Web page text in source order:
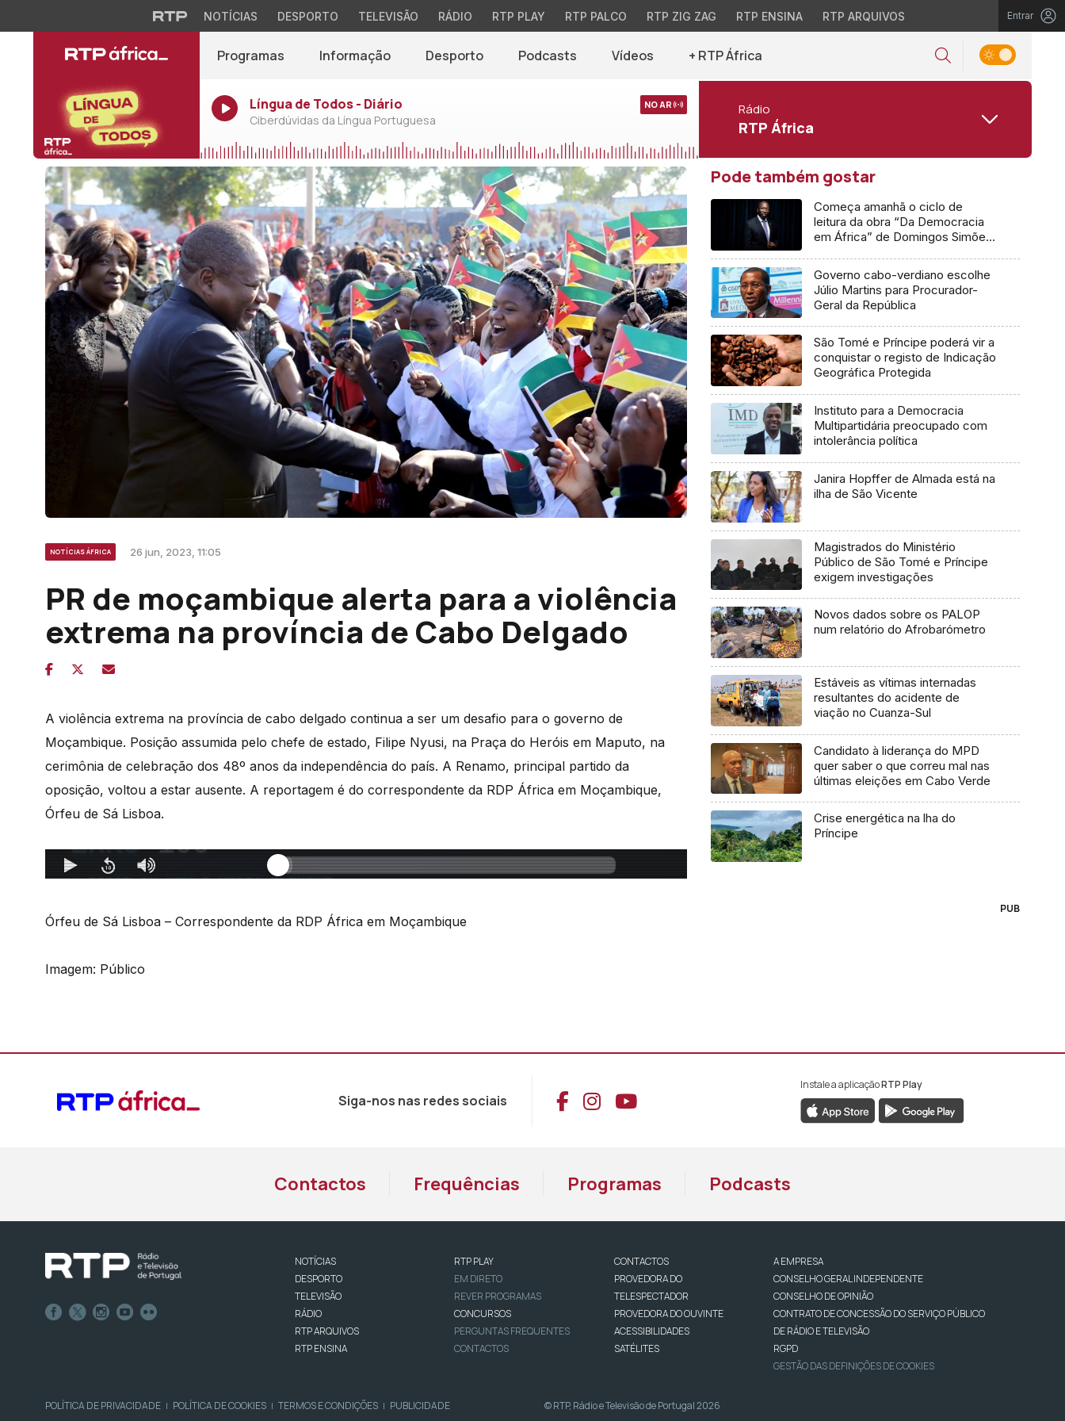
NOTÍCIAS DESPORTO TELEVISÃO RÁDIO RTP PLAY RTP PALCO RTP ZIG ZAG RTP ENSINA RTP ARQUIVOS Entrar
Programas Informação Desporto Podcasts Vídeos + RTP África
Língua de Todos - Diário
Ciberdúvidas da Língua Portuguesa
NO AR Rádio
RTP África
NOTÍCIAS ÁFRICA 26 jun, 2023, 11:05
PR de moçambique alerta para a violência
extrema na província de Cabo Delgado
A violência extrema na província de cabo delgado continua a ser um desafio para o governo de
Moçambique. Posição assumida pelo chefe de estado, Filipe Nyusi, na Praça do Heróis em Maputo, na
cerimônia de celebração dos 48º anos da independência do país. A Renamo, principal partido da
oposição, voltou a estar ausente. A reportagem é do correspondente da RDP África em Moçambique,
Órfeu de Sá Lisboa.
Órfeu de Sá Lisboa – Correspondente da RDP África em Moçambique
Imagem: Público
Pode também gostar
Começa amanhã o ciclo de
leitura da obra “Da Democracia
em África” de Domingos Simões
Governo cabo-verdiano escolhe
Júlio Martins para Procurador-
Geral da República
São Tomé e Príncipe poderá vir a
conquistar o registo de Indicação
Geográfica Protegida
Instituto para a Democracia
Multipartidária preocupado com
intolerância política
Janira Hopffer de Almada está na
ilha de São Vicente
Magistrados do Ministério
Público de São Tomé e Príncipe
exigem investigações
Novos dados sobre os PALOP
num relatório do Afrobarómetro
Estáveis as vítimas internadas
resultantes do acidente de
viação no Cuanza-Sul
Candidato à liderança do MPD
quer saber o que correu mal nas
últimas eleições em Cabo Verde
Crise energética na lha do
Príncipe
PUB
Siga-nos nas redes sociais Aceder ao Facebook da RTP África
Aceder ao Instagram da RTP África
Aceder ao YouTube da RTP África
Instale a aplicaçãoRTP Play
Contactos Frequências Programas Podcasts
NOTÍCIAS
DESPORTO
TELEVISÃO
RÁDIO
RTP ARQUIVOS
RTP ENSINA
RTP PLAY
EM DIRETO
REVER PROGRAMAS
CONCURSOS
PERGUNTAS FREQUENTES
CONTACTOS
CONTACTOS
PROVEDORA DO
TELESPECTADOR
PROVEDORA DO OUVINTE
ACESSIBILIDADES
SATÉLITES
A EMPRESA
CONSELHO GERAL INDEPENDENTE
CONSELHO DE OPINIÃO
CONTRATO DE CONCESSÃO DO SERVIÇO PÚBLICO
DE RÁDIO E TELEVISÃO
RGPD
GESTÃO DAS DEFINIÇÕES DE COOKIES
POLÍTICA DE PRIVACIDADE | POLÍTICA DE COOKIES | TERMOS E CONDIÇÕES | PUBLICIDADE © RTP, Rádio e Televisão de Portugal 2026